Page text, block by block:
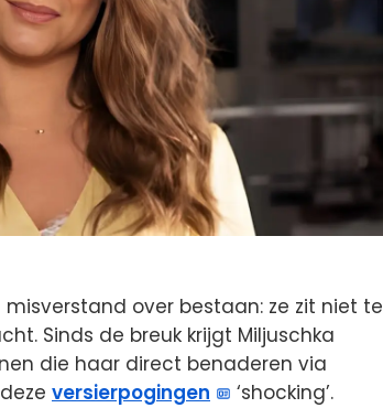
over bestaan: ze zit niet te
Sinds de breuk krijgt Miljuschka
die haar direct benaderen via
versierpogingen ‘shocking’.